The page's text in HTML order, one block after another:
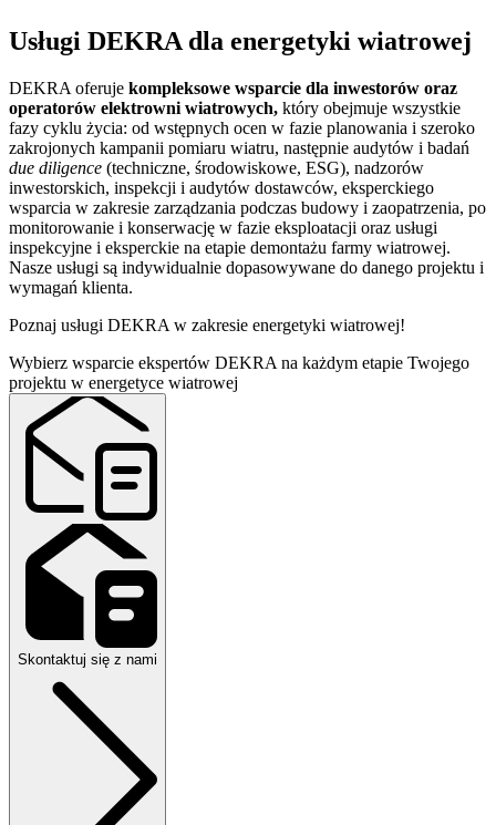
Usługi DEKRA dla energetyki wiatrowej
DEKRA oferuje kompleksowe wsparcie dla inwestorów oraz
operatorów elektrowni wiatrowych, który obejmuje wszystkie
fazy cyklu życia: od wstępnych ocen w fazie planowania i szeroko
zakrojonych kampanii pomiaru wiatru, następnie audytów i badań
due diligence (techniczne, środowiskowe, ESG), nadzorów
inwestorskich, inspekcji i audytów dostawców, eksperckiego
wsparcia w zakresie zarządzania podczas budowy i zaopatrzenia, po
monitorowanie i konserwację w fazie eksploatacji oraz usługi
inspekcyjne i eksperckie na etapie demontażu farmy wiatrowej.
Nasze usługi są indywidualnie dopasowywane do danego projektu i
wymagań klienta.
Poznaj usługi DEKRA w zakresie energetyki wiatrowej!
Wybierz wsparcie ekspertów DEKRA na każdym etapie Twojego
projektu w energetyce wiatrowej
Skontaktuj się z nami